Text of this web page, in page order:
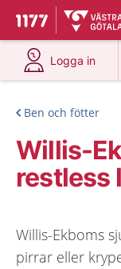
Till startsidan för
Du har
Logga in
på 1177.se
Ben och fötter
Willis-
restless
Willis-Ekboms
pirrar eller